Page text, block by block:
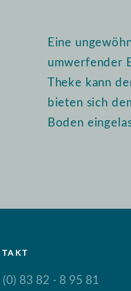
Eine
umwerfender
Theke kann
bieten sich
Boden
(0) 83 82 - 8 95 81